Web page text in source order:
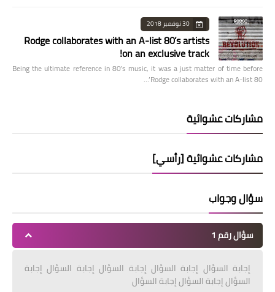
30 نوفمبر 2018
Rodge collaborates with an A-list 80’s artists
on an exclusive track!
Being the ultimate reference in 80’s music, it was a just matter of time before
Rodge collaborates with an A-list 80’…
مشاركات عشوائية
مشاركات عشوائية [رأسي]
سؤال وجواب
سؤال رقم 1
إجابة السؤال إجابة السؤال إجابة السؤال إجابة السؤال إجابة
السؤال إجابة السؤال إجابة السؤال